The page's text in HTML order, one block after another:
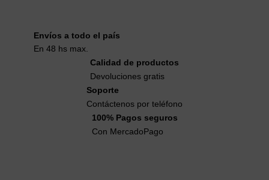
Envíos a todo el país
En 48 hs max.
Calidad de productos
Devoluciones gratis
Soporte
Contáctenos por teléfono
100% Pagos seguros
Con MercadoPago